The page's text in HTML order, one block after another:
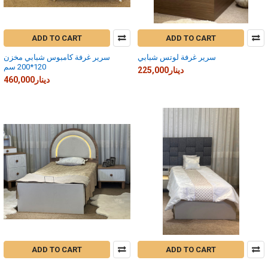
ADD TO CART
سرير غرفة كامبوس شبابي مخزن
120*200 سم
460,000دينار
ADD TO CART
سرير غرفة لوتس شبابي
225,000دينار
ADD TO CART ADD TO CART